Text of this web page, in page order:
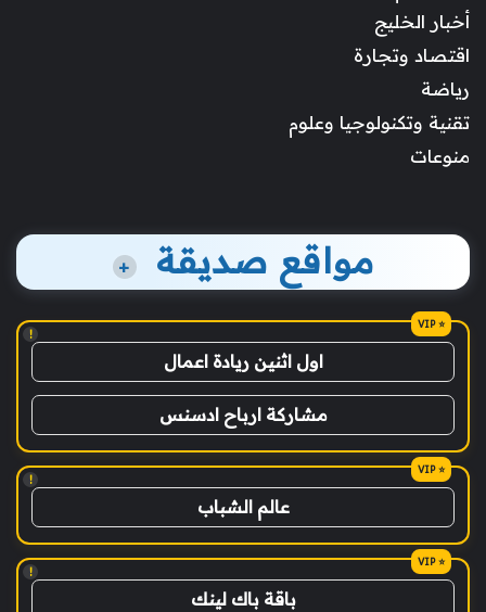
أخبار الخليج
اقتصاد وتجارة
رياضة
تقنية وتكنولوجيا وعلوم
منوعات
مواقع صديقة +
!
اول اثنين ريادة اعمال
مشاركة ارباح ادسنس
!
عالم الشباب
!
باقة باك لينك